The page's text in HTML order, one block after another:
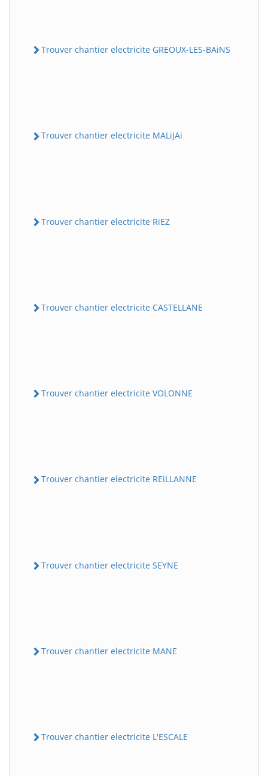
Trouver chantier electricite GREOUX-LES-BAiNS
Trouver chantier electricite MALiJAi
Trouver chantier electricite RiEZ
Trouver chantier electricite CASTELLANE
Trouver chantier electricite VOLONNE
Trouver chantier electricite REiLLANNE
Trouver chantier electricite SEYNE
Trouver chantier electricite MANE
Trouver chantier electricite L'ESCALE